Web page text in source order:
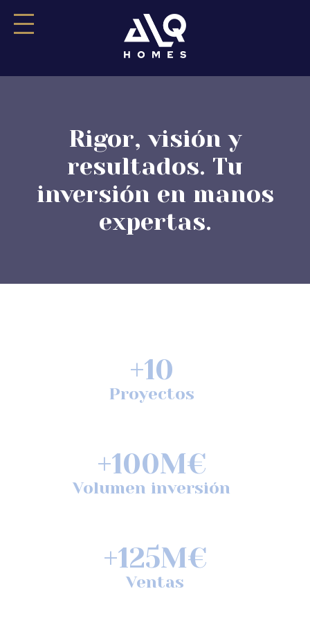
Rigor, visión y
resultados. Tu
inversión en manos
expertas.
+10
Proyectos
+100M€
Volumen inversión
+125M€
Ventas